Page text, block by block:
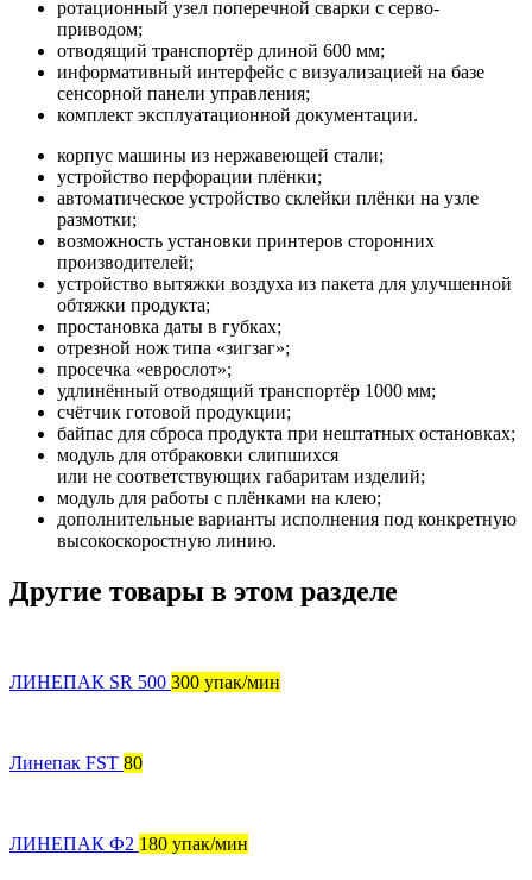
ротационный узел поперечной сварки с серво-
приводом;
отводящий транспортёр длиной 600 мм;
информативный интерфейс с визуализацией на базе
сенсорной панели управления;
комплект эксплуатационной документации.
корпус машины из нержавеющей стали;
устройство перфорации плёнки;
автоматическое устройство склейки плёнки на узле
размотки;
возможность установки принтеров сторонних
производителей;
устройство вытяжки воздуха из пакета для улучшенной
обтяжки продукта;
простановка даты в губках;
отрезной нож типа «зигзаг»;
просечка «еврослот»;
удлинённый отводящий транспортёр 1000 мм;
счётчик готовой продукции;
байпас для сброса продукта при нештатных остановках;
модуль для отбраковки слипшихся
или не соответствующих габаритам изделий;
модуль для работы с плёнками на клею;
дополнительные варианты исполнения под конкретную
высокоскоростную линию.
Другие товары в этом разделе
ЛИНЕПАК SR 500 300 упак/мин
Линепак FST 80
ЛИНЕПАК Ф2 180 упак/мин